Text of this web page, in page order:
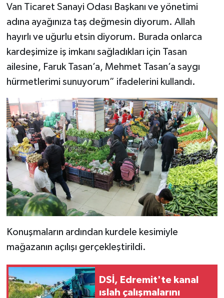
Van Ticaret Sanayi Odası Başkanı ve yönetimi
adına ayağınıza taş değmesin diyorum. Allah
hayırlı ve uğurlu etsin diyorum. Burada onlarca
kardeşimize iş imkanı sağladıkları için Tasan
ailesine, Faruk Tasan’a, Mehmet Tasan’a saygı
hürmetlerimi sunuyorum” ifadelerini kullandı.
Konuşmaların ardından kurdele kesimiyle
mağazanın açılışı gerçekleştirildi.
DSİ, Edremit'te kanal
ıslah çalışmalarını